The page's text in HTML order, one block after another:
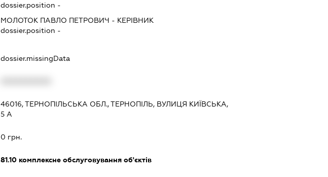
dossier.position -
МОЛОТОК ПАВЛО ПЕТРОВИЧ - КЕРІВНИК
dossier.position -
dossier.missingData
46016, ТЕРНОПІЛЬСЬКА ОБЛ., ТЕРНОПІЛЬ, ВУЛИЦЯ КИЇВСЬКА,
5 А
0 грн.
81.10комплексне обслуговування об'єктів